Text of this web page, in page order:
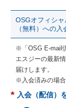
OSGオフィシャ
（無料）への
※「OSG E-mail
エスジーの最新
届けします。
※入会済みの場合
* 入会（配信）